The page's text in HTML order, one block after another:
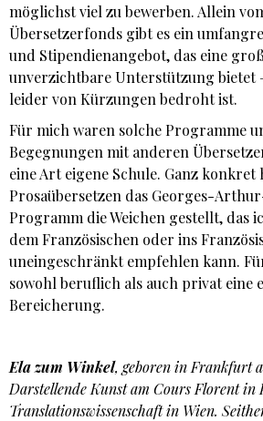
möglichst viel zu bewerben. Allein
Übersetzerfonds gibt es ein
und Stipendienangebot, das eine
unverzichtbare Unterstützung bietet
leider von Kürzungen bedroht ist.
Für mich waren solche Programme
Begegnungen mit anderen
eine Art eigene Schule. Ganz
Prosaübersetzen das Georges-
Programm die Weichen gestellt, das
dem Französischen oder ins
uneingeschränkt empfehlen kann.
sowohl beruflich als auch privat eine
Bereicherung.
Ela zum Winkel, geboren in Frankfurt
Darstellende Kunst am Cours Florent in
Translationswissenschaft in Wien.